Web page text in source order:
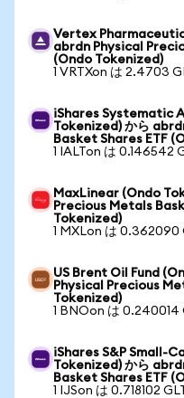
Vertex
abrdn Physical
(Ondo Tokenized)
1 VRTXon は 2.4703
iShares Systematic
Tokenized) から
Basket Shares ETF
1 IALTon は 0.146542
MaxLinear (Ondo
Precious Metals
Tokenized)
1 MXLon は 0.362090
US Brent Oil Fund
Physical Precious
Tokenized)
1 BNOon は 0.240014
iShares S&P Small-
Tokenized) から
Basket Shares ETF
1 IJSon は 0.718102